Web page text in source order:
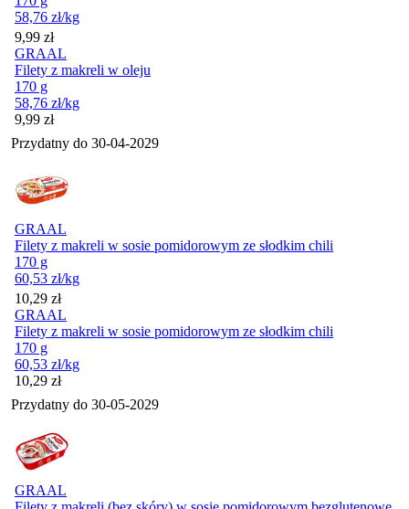
58,76 zł/kg
Cena
9,99 zł
GRAAL
Filety z makreli w oleju
170 g
58,76 zł/kg
Cena
9,99 zł
Przydatny do 30-04-2029
GRAAL
Filety z makreli w sosie pomidorowym ze słodkim chili
170 g
60,53 zł/kg
Cena
10,29 zł
GRAAL
Filety z makreli w sosie pomidorowym ze słodkim chili
170 g
60,53 zł/kg
Cena
10,29 zł
Przydatny do 30-05-2029
GRAAL